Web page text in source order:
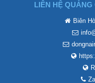
LIÊN HỆ
Biên